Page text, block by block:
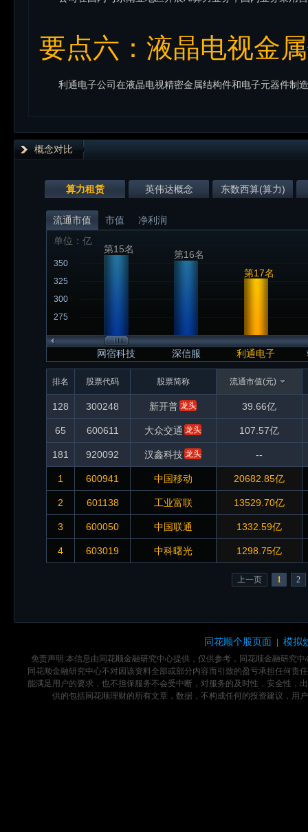
要点六：液晶电视金
概念对比
算力租赁 英伟达概念 东数西算(算力)
流通市值 市值
净利润
单位：亿
网宿科技 深信服 利通电子
275
300
325
350
第15名
第16名
第17名
排名 股票代码 股票简称 流通市值(元)
128 300248 新开普 龙头 39.66亿
65 600611 大众交通 龙头 107.57亿
181 920092 汉鑫科技 龙头 --
1 600941 中国移动 20682.85亿
2 601138 工业富联 13529.70亿
3 600050 中国联通 1332.59亿
4 603019 中科曙光 1298.75亿
上一页 1 2
同花顺个股页面 模拟
免责声明:本信息由同花顺金融研究中心提供，仅供参考，同花顺金融研究
同花顺金融研究中心不对因该资料全部或部分内容而引致的盈亏承担任何
能满足用户的要求，也不担保服务不会受中断，对服务的及时性，安全性，
供的包括同花顺理财的所有文章，数据，不构成任何的投资建议，用